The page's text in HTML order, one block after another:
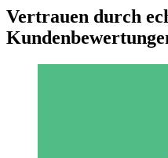
Vertrauen durch